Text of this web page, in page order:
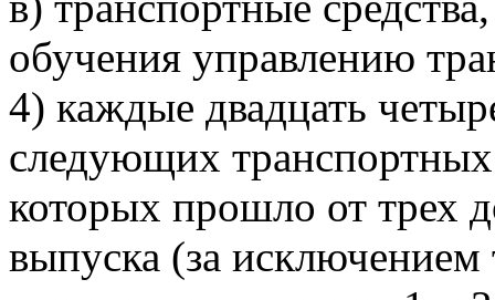
обучения управлению
4) каждые двадцать
следующих транспортных
которых прошло от трех
выпуска (за исключением